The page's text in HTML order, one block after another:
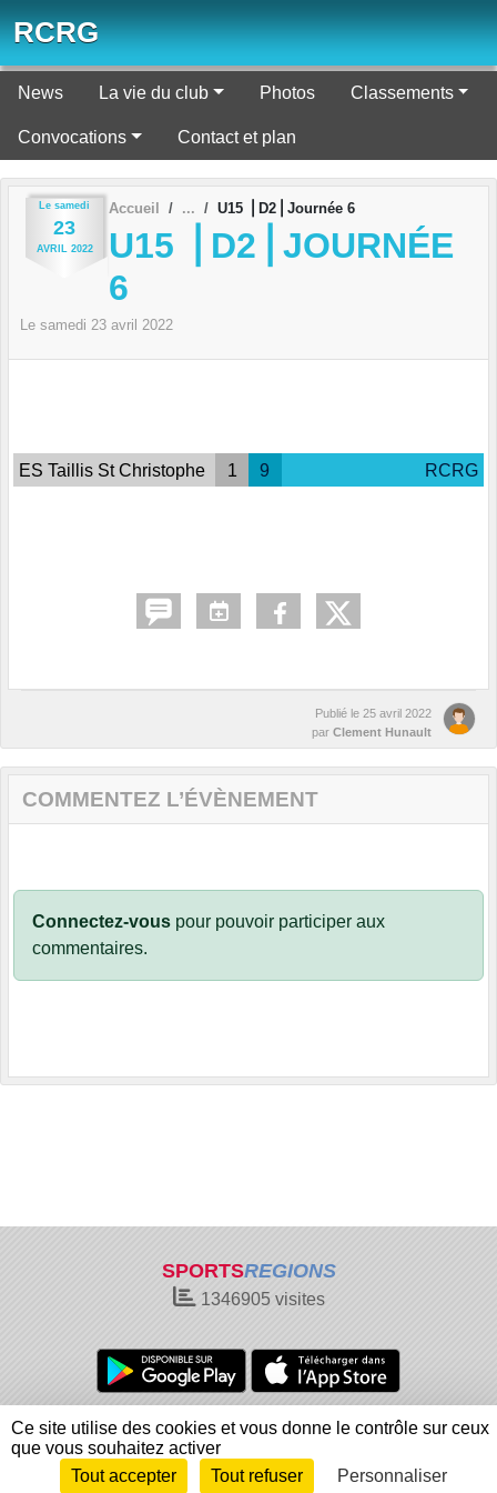
RCRG
News La vie du club Photos Classements
Convocations Contact et plan
Le samedi
23
AVRIL 2022
Accueil U15 ⎪D2⎪Journée 6
U15 ⎪D2⎪JOURNÉE
6
Le samedi 23 avril 2022
ES Taillis St Christophe 1 9 RCRG
Publié le 25 avril 2022
par Clement Hunault
COMMENTEZ L’ÉVÈNEMENT
Connectez-vous pour pouvoir participer aux
commentaires.
SPORTSREGIONS
1346905 visites
Charte cookies
Gestion des cookies
Informations légales
Signaler un contenu inapproprié
Envie de participer ?
Connexion
Ce site utilise des cookies et vous donne le contrôle sur ceux
que vous souhaitez activer
Tout accepter
Tout refuser Personnaliser